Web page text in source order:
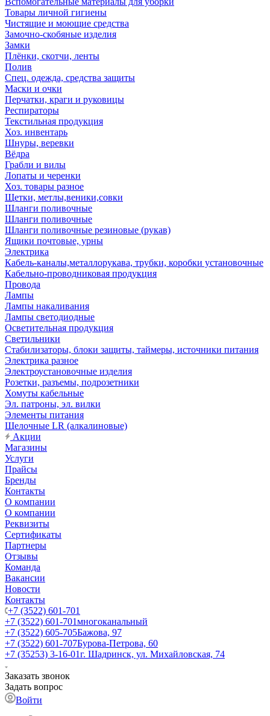
Товары личной гигиены
Чистящие и моющие средства
Замочно-скобяные изделия
Замки
Плёнки, скотчи, ленты
Полив
Спец. одежда, средства защиты
Маски и очки
Перчатки, краги и руковицы
Респираторы
Текстильная продукция
Хоз. инвентарь
Шнуры, веревки
Вёдра
Грабли и вилы
Лопаты и черенки
Хоз. товары разное
Щетки, метлы,веники,совки
Шланги поливочные
Шланги поливочные
Шланги поливочные резиновые (рукав)
Ящики почтовые, урны
Электрика
Кабель-каналы,металлорукава, трубки, коробки установочные
Кабельно-проводниковая продукция
Провода
Лампы
Лампы накаливания
Лампы светодиодные
Осветительная продукция
Светильники
Стабилизаторы, блоки защиты, таймеры, источники питания
Электрика разное
Электроустановочные изделия
Розетки, разъемы, подрозетники
Хомуты кабельные
Эл. патроны, эл. вилки
Элементы питания
Щелочные LR (алкалиновые)
Акции
Магазины
Услуги
Прайсы
Бренды
Контакты
О компании
О компании
Реквизиты
Сертификаты
Партнеры
Отзывы
Команда
Вакансии
Новости
Контакты
+7 (3522) 601-701
+7 (3522) 601-701многоканальный
+7 (3522) 605-705Бажова, 97
+7 (3522) 601-707Бурова-Петрова, 60
+7 (35253) 3-16-01г. Шадринск, ул. Михайловская, 74
Заказать звонок
Задать вопрос
Войти